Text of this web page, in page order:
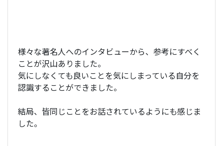
様々な著名人へのインタビューから、参考にすべく
ことが沢山ありました。
気にしなくても良いことを気にしまっている自分を
認識することができました。
結局、皆同じことをお話されているようにも感じま
した。